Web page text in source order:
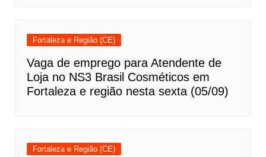
Fortaleza e Região (CE)
Vaga de emprego para Atendente de
Loja no NS3 Brasil Cosméticos em
Fortaleza e região nesta sexta (05/09)
Fortaleza e Região (CE)